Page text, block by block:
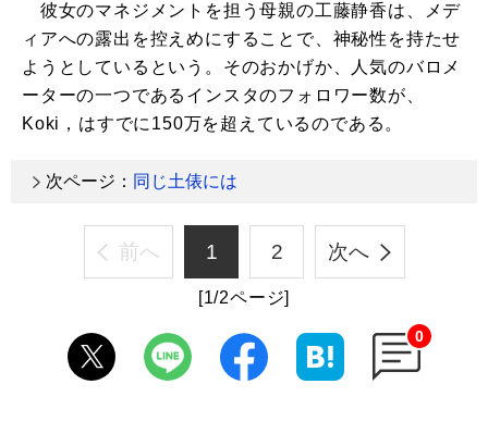
彼女のマネジメントを担う母親の工藤静香は、メデ
ィアへの露出を控えめにすることで、神秘性を持たせ
ようとしているという。そのおかげか、人気のバロメ
ーターの一つであるインスタのフォロワー数が、
Koki，はすでに150万を超えているのである。
次ページ： 同じ土俵には
前へ 1 2 次へ
[1/2ページ]
0